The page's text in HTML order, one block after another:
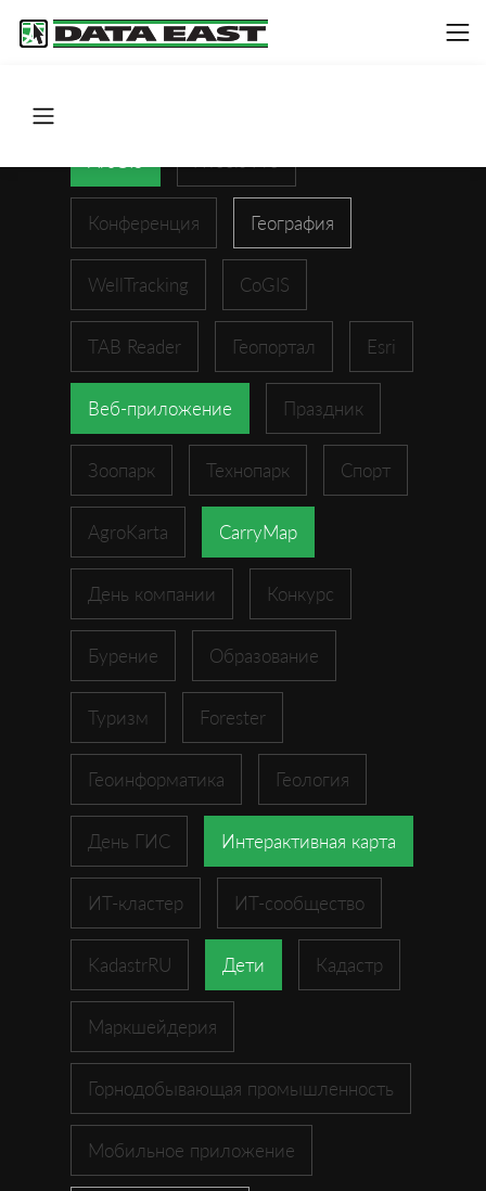
Конференция География
WellTracking CoGIS
TAB Reader Геопортал Esri
Веб-приложение Праздник
Зоопарк Технопарк Спорт
AgroKarta CarryMap
День компании Конкурс
Бурение Образование
Туризм Forester
Геоинформатика Геология
День ГИС Интерактивная карта
ИТ-кластер ИТ-сообщество
KadastrRU Дети Кадастр
Маркшейдерия
Горнодобывающая промышленность
Мобильное приложение